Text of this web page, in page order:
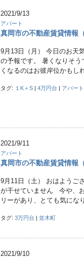
2021/9/13
アパート
真岡市の不動産賃貸情報
9月13日（月） 今日のお天
の予報です。 暑くなりそ
くなるのはお彼岸位かも
タグ: １K＋S |4万円台 | アパート
2021/9/11
アパート
真岡市の不動産賃貸情報
9月11日（土） おはようご
が干せていません 今や、
リーがあり、とても気に
タグ:3万円台 |並木町
2021/9/10